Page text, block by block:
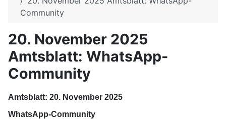
Community
20. November 2025
Amtsblatt: WhatsApp-
Community
Amtsblatt: 20. November 2025
WhatsApp-Community